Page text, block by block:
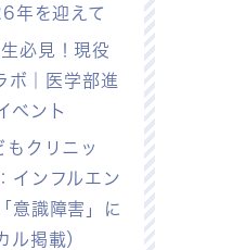
年を迎えて
必見！現役
ボ｜医学部進
ベント
もクリニッ
インフルエン
意識障害」に
ル掲載）